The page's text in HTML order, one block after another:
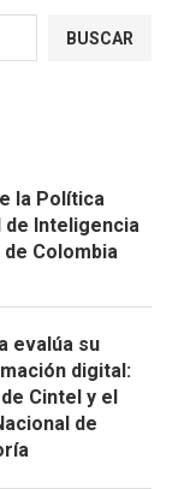
BUSCAR
la Política
de Inteligencia
Colombia
evalúa su
digital:
Cintel y el
de